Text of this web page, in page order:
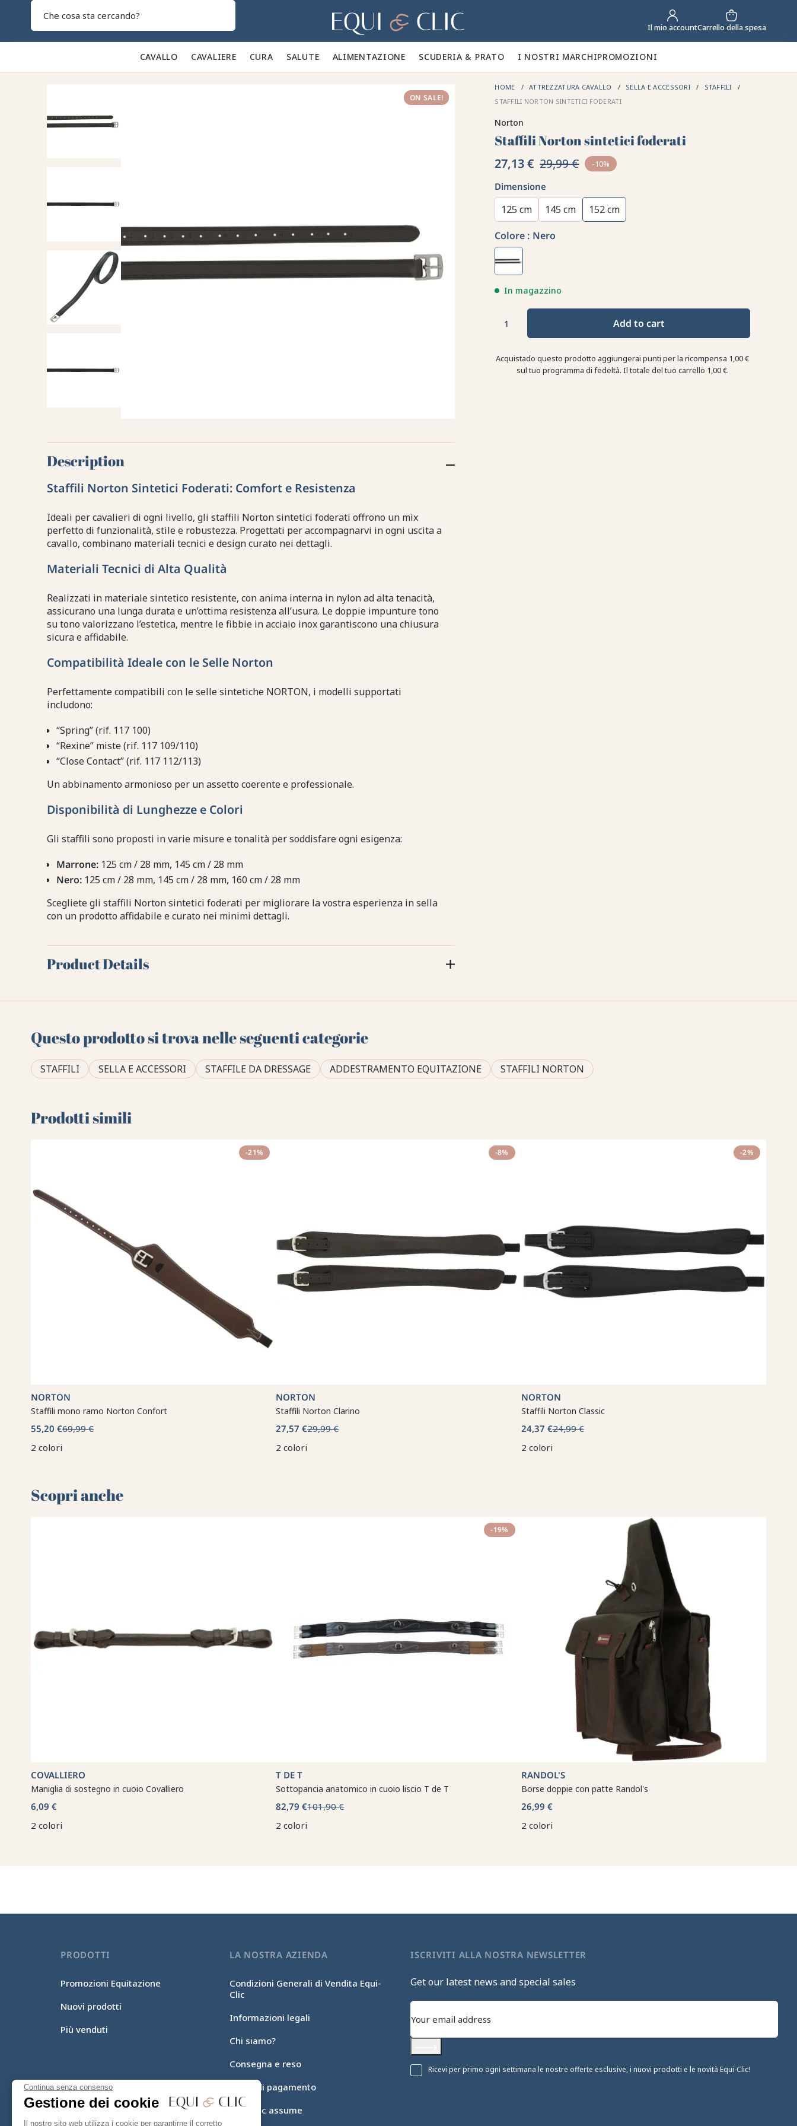
Continua senza consenso
Gestione dei cookie
Il nostro sito web utilizza i cookie per garantirne il corretto
Casa Il mio accountCarrello della spesa
CAVALLO 🐎 CAVALIERE 👕 CURA 🪮 SALUTE ✨ ALIMENTAZIONE 🥕 SCUDERIA & PRATO 🍃 I NOSTRI MARCHIPROMOZIONI
ON SALE!
HOME ATTREZZATURA CAVALLO SELLA E ACCESSORI
STAFFILI
STAFFILI NORTON SINTETICI FODERATI
Norton
Staffili Norton sintetici foderati
27,13 € 29,99 € -10%
Dimensione
125 cm 145 cm
152 cm
Colore : Nero
In magazzino
Add to cart
Acquistado questo prodotto aggiungerai punti per la ricompensa 1,00 €
sul tuo programma di fedeltà. Il totale del tuo carrello 1,00 €.
Description
Staffili Norton Sintetici Foderati: Comfort e Resistenza
Ideali per cavalieri di ogni livello, gli staffili Norton sintetici foderati offrono un mix
perfetto di funzionalità, stile e robustezza. Progettati per accompagnarvi in ogni uscita a
cavallo, combinano materiali tecnici e design curato nei dettagli.
Materiali Tecnici di Alta Qualità
Realizzati in materiale sintetico resistente, con anima interna in nylon ad alta tenacità,
assicurano una lunga durata e un’ottima resistenza all’usura. Le doppie impunture tono
su tono valorizzano l’estetica, mentre le fibbie in acciaio inox garantiscono una chiusura
sicura e affidabile.
Compatibilità Ideale con le Selle Norton
Perfettamente compatibili con le selle sintetiche NORTON, i modelli supportati
includono:
“Spring” (rif. 117 100)
“Rexine” miste (rif. 117 109/110)
“Close Contact” (rif. 117 112/113)
Un abbinamento armonioso per un assetto coerente e professionale.
Disponibilità di Lunghezze e Colori
Gli staffili sono proposti in varie misure e tonalità per soddisfare ogni esigenza:
Marrone:125 cm / 28 mm, 145 cm / 28 mm
Nero:125 cm / 28 mm, 145 cm / 28 mm, 160 cm / 28 mm
Scegliete gli staffili Norton sintetici foderati per migliorare la vostra esperienza in sella
con un prodotto affidabile e curato nei minimi dettagli.
Product Details
Questo prodotto si trova nelle seguenti categorie
STAFFILI SELLA E ACCESSORI STAFFILE DA DRESSAGE ADDESTRAMENTO EQUITAZIONE STAFFILI NORTON
Prodotti simili
-21%
NORTON
Staffili mono ramo Norton Confort
55,20 €69,99 €
2 colori
-8%
NORTON
Staffili Norton Clarino
27,57 €29,99 €
2 colori
-2%
NORTON
Staffili Norton Classic
24,37 €24,99 €
2 colori
Scopri anche 🌻
COVALLIERO
Maniglia di sostegno in cuoio Covalliero
6,09 €
2 colori
-19%
T DE T
Sottopancia anatomico in cuoio liscio T de T
82,79 €101,90 €
2 colori
RANDOL'S
Borse doppie con patte Randol's
26,99 €
2 colori
PRODOTTI
Promozioni Equitazione
Nuovi prodotti
Più venduti
LA NOSTRA AZIENDA
Condizioni Generali di Vendita Equi-
Clic
Informazioni legali
Chi siamo?
Consegna e reso
Mezzi di pagamento
Equi-Clic assume
ISCRIVITI ALLA NOSTRA NEWSLETTER
Get our latest news and special sales
Ricevi per primo ogni settimana le nostre offerte esclusive, i nuovi prodotti e le novità Equi-Clic!